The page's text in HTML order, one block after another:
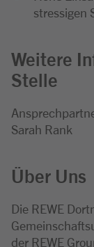
stressigen
Weitere
Stelle
Sarah Rank
Über Uns
Die REWE
der REWE